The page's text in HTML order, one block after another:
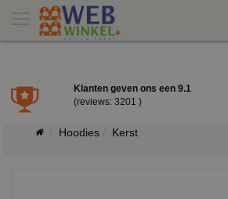
Klanten geven ons een 9.1
(reviews: 3201 )
Hoodies Kerst